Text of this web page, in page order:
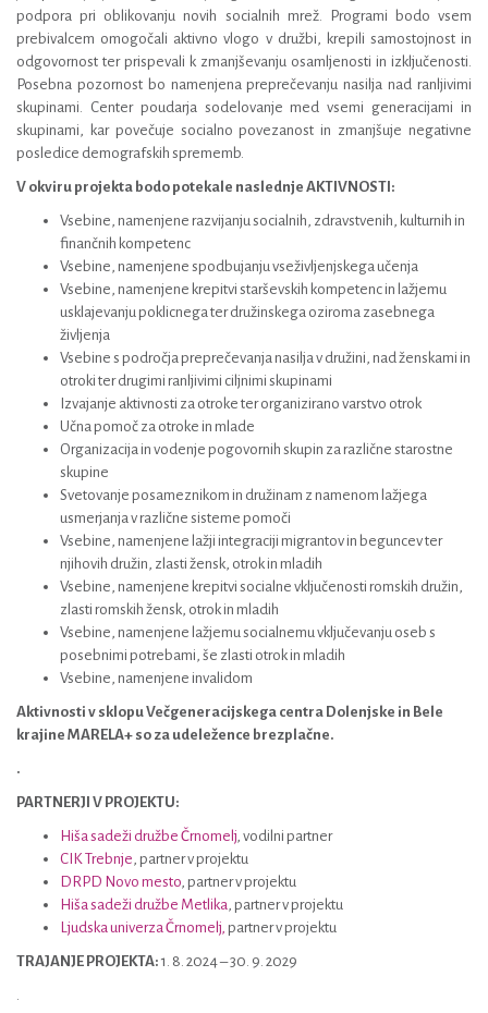
podpora pri oblikovanju novih socialnih mrež. Programi bodo vsem
prebivalcem omogočali aktivno vlogo v družbi, krepili samostojnost in
odgovornost ter prispevali k zmanjševanju osamljenosti in izključenosti.
Posebna pozornost bo namenjena preprečevanju nasilja nad ranljivimi
skupinami. Center poudarja sodelovanje med vsemi generacijami in
skupinami, kar povečuje socialno povezanost in zmanjšuje negativne
posledice demografskih sprememb.
V okviru projekta bodo potekale naslednje AKTIVNOSTI:
Vsebine, namenjene razvijanju socialnih, zdravstvenih, kulturnih in
finančnih kompetenc
Vsebine, namenjene spodbujanju vseživljenjskega učenja
Vsebine, namenjene krepitvi starševskih kompetenc in lažjemu
usklajevanju poklicnega ter družinskega oziroma zasebnega
življenja
Vsebine s področja preprečevanja nasilja v družini, nad ženskami in
otroki ter drugimi ranljivimi ciljnimi skupinami
Izvajanje aktivnosti za otroke ter organizirano varstvo otrok
Učna pomoč za otroke in mlade
Organizacija in vodenje pogovornih skupin za različne starostne
skupine
Svetovanje posameznikom in družinam z namenom lažjega
usmerjanja v različne sisteme pomoči
Vsebine, namenjene lažji integraciji migrantov in beguncev ter
njihovih družin, zlasti žensk, otrok in mladih
Vsebine, namenjene krepitvi socialne vključenosti romskih družin,
zlasti romskih žensk, otrok in mladih
Vsebine, namenjene lažjemu socialnemu vključevanju oseb s
posebnimi potrebami, še zlasti otrok in mladih
Vsebine, namenjene invalidom
Aktivnosti v sklopu Večgeneracijskega centra Dolenjske in Bele
krajine MARELA+ so za udeležence brezplačne.
.
PARTNERJI V PROJEKTU:
Hiša sadeži družbe Črnomelj, vodilni partner
CIK Trebnje, partner v projektu
DRPD Novo mesto, partner v projektu
Hiša sadeži družbe Metlika, partner v projektu
Ljudska univerza Črnomelj, partner v projektu
TRAJANJE PROJEKTA: 1. 8. 2024 – 30. 9. 2029
.